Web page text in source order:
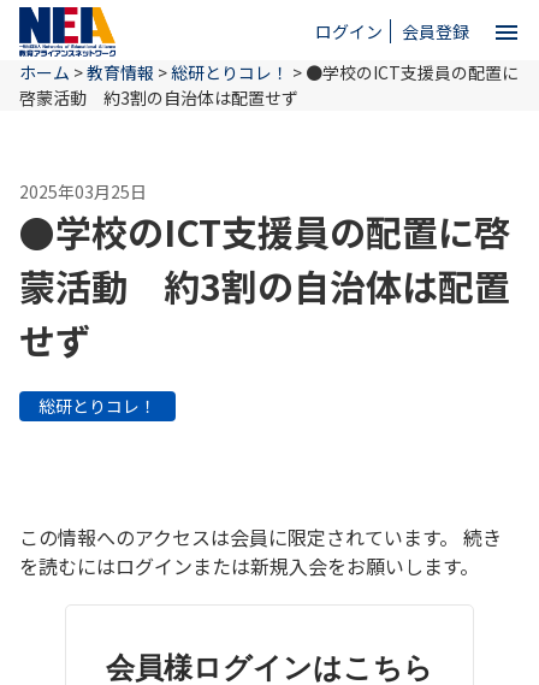
ログイン 会員登録 menu
ホーム
NEAとは
教育情報
お問い合わせ
ホーム >教育情報 >総研とりコレ！ > ●学校のICT支援員の配置に
啓蒙活動 約3割の自治体は配置せず
2025年03月25日
●学校のICT支援員の配置に啓
蒙活動 約3割の自治体は配置
せず
総研とりコレ！
この情報へのアクセスは会員に限定されています。 続き
を読むにはログインまたは新規入会をお願いします。
会員様ログインはこちら